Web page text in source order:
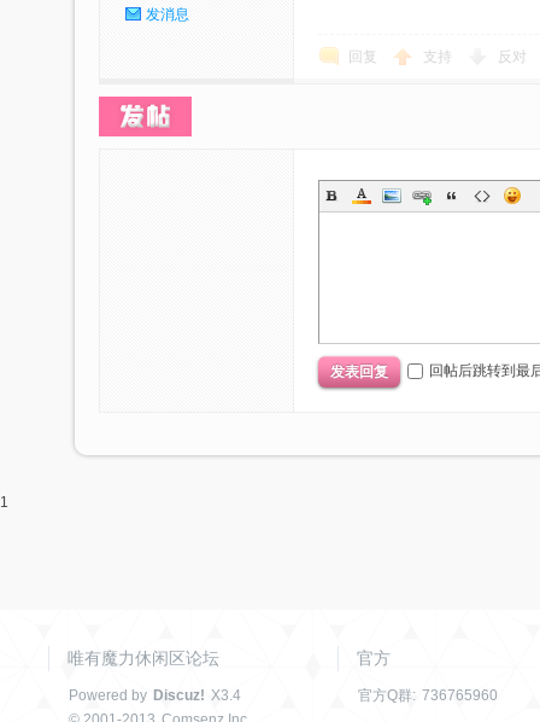
发消息
回复 支持 反对
发表回复 回帖后跳转到最
1
唯有魔力休闲区论坛
Powered by Discuz! X3.4
官方
官方Q群: 736765960